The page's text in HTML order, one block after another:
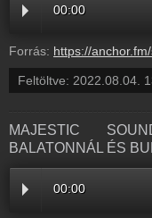
00:00
Forrás: https://anchor.fm/s/45194458/podcast/play/55729120/
Feltöltve: 2022.08.04.
MAJESTIC
BALATONNÁL ÉS
00:00